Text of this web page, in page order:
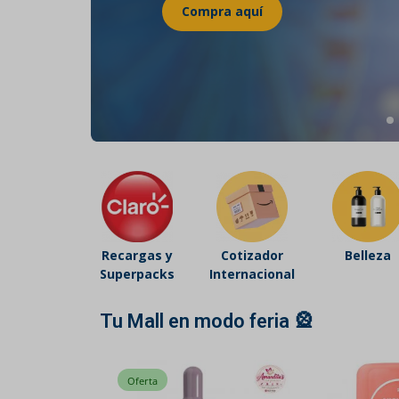
Belleza
Tecnología
Ver más categorías
Recargas y
Superpacks
Cotizador
Internacional
Belleza
Tu Mall en modo feria 🎡